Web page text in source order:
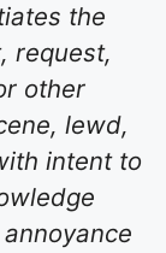
the
request,
other
lewd,
intent to